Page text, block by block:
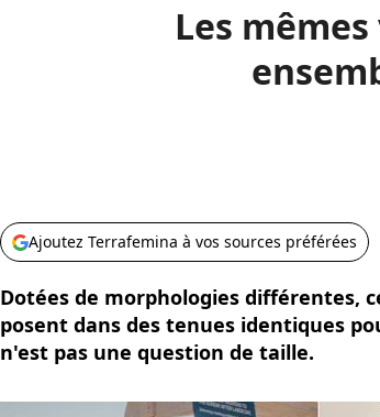
Les
Ajoutez Terrafemina à vos sources préférées
Dotées de morphologies différentes,
posent dans des tenues identiques
n'est pas une question de taille.